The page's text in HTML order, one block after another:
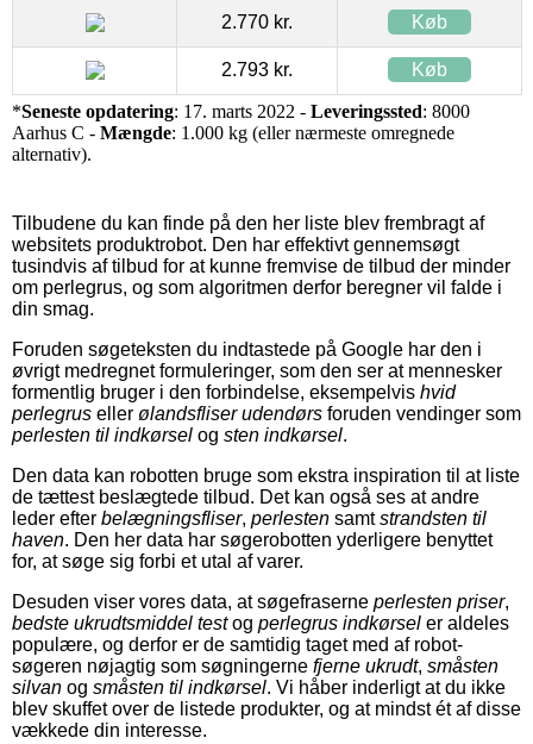
2.770 kr. Køb
2.793 kr. Køb
*Seneste opdatering: 17. marts 2022 - Leveringssted: 8000
Aarhus C - Mængde: 1.000 kg (eller nærmeste omregnede
alternativ).
Tilbudene du kan finde på den her liste blev frembragt af
websitets produktrobot. Den har effektivt gennemsøgt
tusindvis af tilbud for at kunne fremvise de tilbud der minder
om perlegrus, og som algoritmen derfor beregner vil falde i
din smag.
Foruden søgeteksten du indtastede på Google har den i
øvrigt medregnet formuleringer, som den ser at mennesker
formentlig bruger i den forbindelse, eksempelvis hvid
perlegrus eller ølandsfliser udendørs foruden vendinger som
perlesten til indkørsel og sten indkørsel.
Den data kan robotten bruge som ekstra inspiration til at liste
de tættest beslægtede tilbud. Det kan også ses at andre
leder efter belægningsfliser, perlesten samtstrandsten til
haven. Den her data har søgerobotten yderligere benyttet
for, at søge sig forbi et utal af varer.
Desuden viser vores data, at søgefraserne perlesten priser,
bedste ukrudtsmiddel testog perlegrus indkørsel er aldeles
populære, og derfor er de samtidig taget med af robot-
søgeren nøjagtig som søgningerne fjerne ukrudt, småsten
silvan og småsten til indkørsel. Vi håber inderligt at du ikke
blev skuffet over de listede produkter, og at mindst ét af disse
vækkede din interesse.